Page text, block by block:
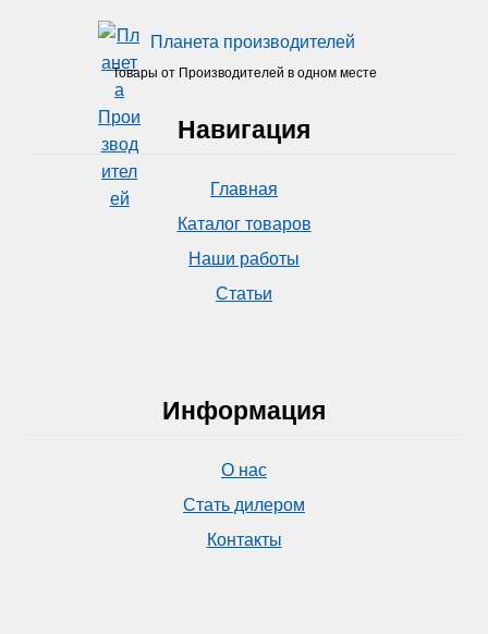
Планета производителей
Товары от Производителей в одном месте
Навигация
Главная
Каталог товаров
Наши работы
Статьи
Информация
О нас
Стать дилером
Контакты